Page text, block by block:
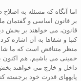
اما آنگاه که مسئله به اصلاح
بر قانون اساسی و گفتمان
قانون، می خواهند بر بخش
کتبا و شفاها به آن اشاره
منظر متناقض است که ما
خمینی می باشیم. هم اکنون
داخل و خارج می خواهند
پایههای قدرت خود برجسته